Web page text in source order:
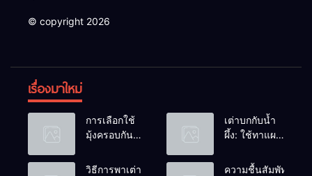
© copyright 2026
เรื่องมาใหม่
การเลือกใช้
มุ้งครอบกัน
วางไข่ในคอก
เต่าบกกับน้ำ
ผึ้ง: ใช้ทาแผล
ดื่มได้ไหม?
วิธีการพาเต่า ความชื้นสัมพัทธ์: